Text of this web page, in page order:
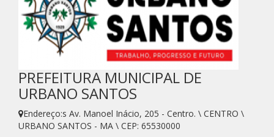
PREFEITURA MUNICIPAL DE
URBANO SANTOS
Endereço:s Av. Manoel Inácio, 205 - Centro. \ CENTRO \
URBANO SANTOS - MA \ CEP: 65530000